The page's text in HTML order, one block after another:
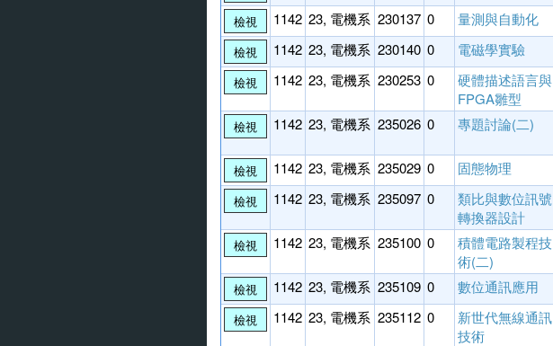
檢視 1142 23, 電機系 230137 0 量測與自動化
檢視 1142 23, 電機系 230140 0 電磁學實驗
檢視 1142 23, 電機系 230253 0
硬體描述語言與
FPGA雛型
檢視 1142 23, 電機系 235026 0 專題討論(二)
檢視 1142 23, 電機系 235029 0 固態物理
檢視 1142 23, 電機系 235097 0
類比與數位訊號
轉換器設計
檢視 1142 23, 電機系 235100 0
積體電路製程技
術(二)
檢視 1142 23, 電機系 235109 0 數位通訊應用
檢視 1142 23, 電機系 235112 0
新世代無線通訊
技術